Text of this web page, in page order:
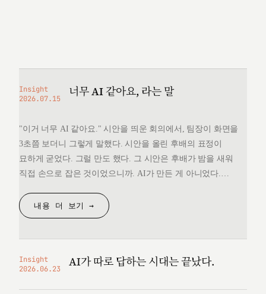
Insight
2026.07.15
너무 AI 같아요, 라는 말
"이거 너무 AI 같아요." 시안을 띄운 회의에서, 팀장이 화면을
3초쯤 보더니 그렇게 말했다. 시안을 올린 후배의 표정이
묘하게 굳었다. 그럴 만도 했다. 그 시안은 후배가 밤을 새워
직접 손으로 잡은 것이었으니까. AI가 만든 게 아니었다.
것을 변호할 언어를 끝내 찾지 못했다. 돌아오는 길에
생각했다. 대체 "AI 같다"는…
내용 더 보기 →
Insight
2026.06.23
AI가 따로 답하는 시대는 끝났다.